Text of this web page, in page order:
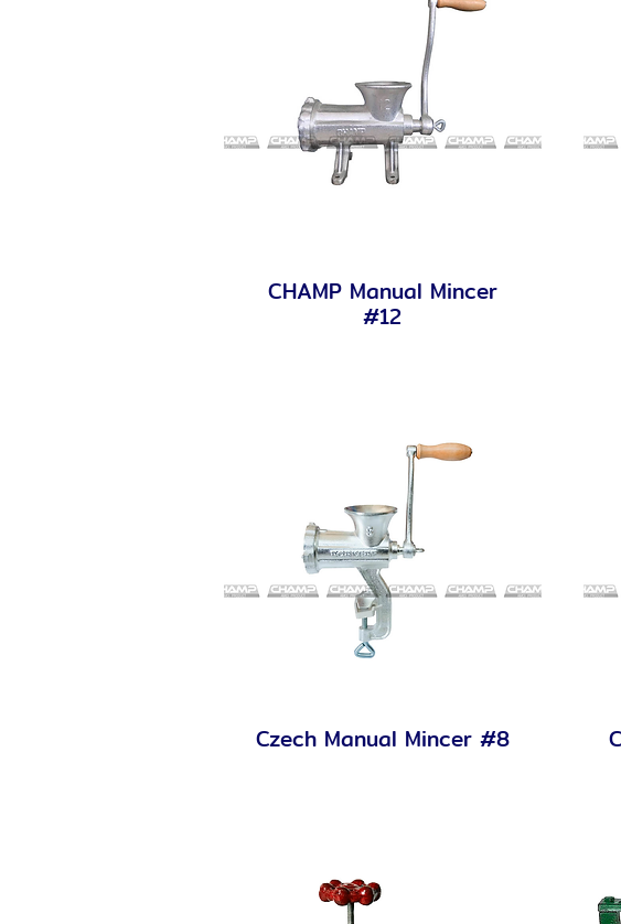
Quick View
CHAMP Manual Mincer
#12
Quick View
Czech Manual Mincer #8